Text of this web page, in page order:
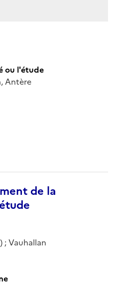
ou l'étude
Antère
de la
; Vauhallan